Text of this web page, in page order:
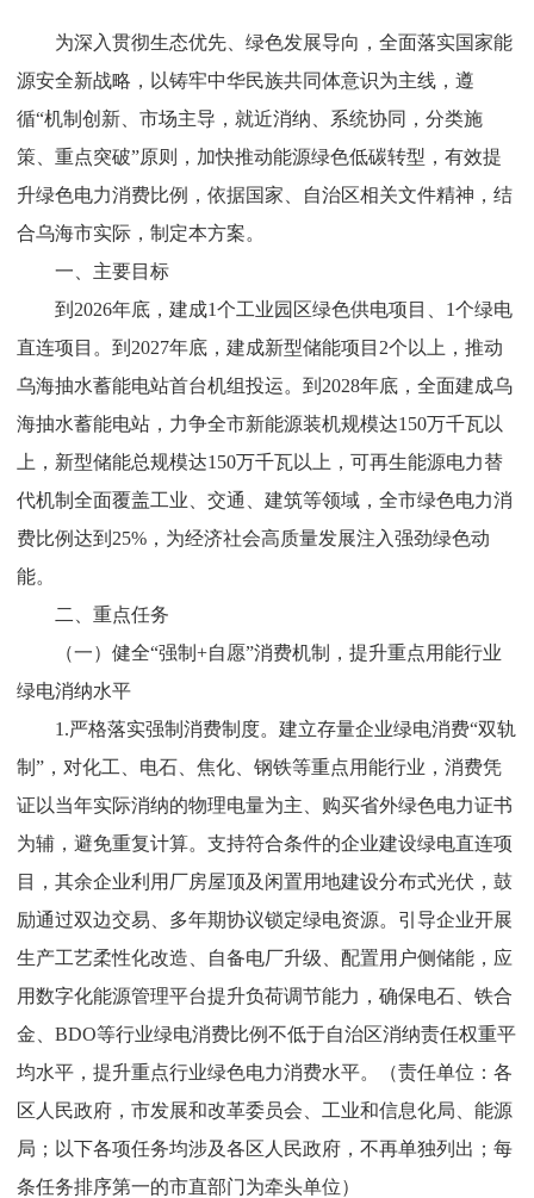
为深入贯彻生态优先、绿色发展导向 ，全面落实国家能
源安全新战略，以铸牢中华民族共同体意识为主线，遵
循“机制创新、市场主导，就近消纳、系统协同，分类施
策、重点突破”原则， 加快推动能源绿色低碳转型 ，有效提
升绿色电力消费比例，依据国家、自治区相关文件精神，结
合乌海市实际 ，制定本方案。
一、 主要目标
到 2026年底，建成1个工业园区绿色供电项目、 1个绿电
直连项目。到 2027年底，建成新型储能项目 2个以上，推动
乌海抽水蓄能电站首台机组投运。到 2028年底，全面建成乌
海抽水蓄能电站，力争全市新能源装机规模达150万千瓦以
上，新型储能总规模达150万千瓦以上，可再生能源电力替
代机制全面覆盖工业、交通、建筑等领域，全市绿色电力消
费比例达到 25% ，为经济社会高质量发展注入强劲绿色动
能。
二、重点任务
（一）健全“强制+自愿”消费机制，提升重点用能行业
绿电消纳水平
1.严格落实强制消费制度。建立存量企业绿电消费“双轨
制” ，对化工、电石、焦化、钢铁等重点用能行业，消费凭
证以当年实际消纳的物理电量为主、购买省外绿色电力证书
为辅，避免重复计算。支持符合条件的企业建设绿电直连项
目，其余企业利用厂房屋顶及闲置用地建设分布式光伏，鼓
励通过双边交易、多年期协议锁定绿电资源。引导企业开展
生产工艺柔性化改造、自备电厂升级、配置用户侧储能，应
用数字化能源管理平台提升负荷调节能力，确保电石、铁合
金、BDO等行业绿电消费比例不低于自治区消纳责任权重平
均水平，提升重点行业绿色电力消费水平。
（责任单位：各
区人民政府，市发展和改革委员会 工业和信息化局 、能源
局 ； 以下各项任务均涉及各区人民政府，不再单独列出；每
条任务排序第一的市直部门为牵头单位）